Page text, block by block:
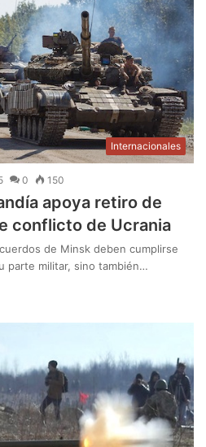
Internacionales
0 150
apoya retiro de
conflicto de Ucrania
de Minsk deben cumplirse
parte militar, sino también…